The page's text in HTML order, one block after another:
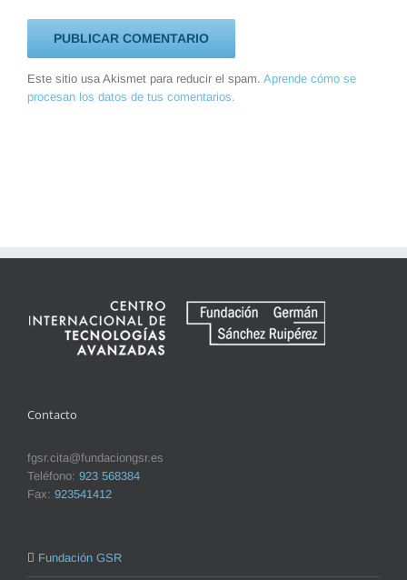
Este sitio usa Akismet para reducir el spam. Aprende cómo se
procesan los datos de tus comentarios.
Contacto
fgsr.cita@fundaciongsr.es
Teléfono: 923 568384
Fax: 923541412
Fundación GSR